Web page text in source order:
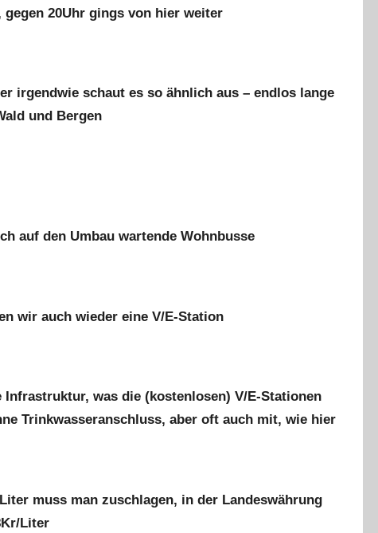
20Uhr gings von hier weiter
irgendwie schaut es so ähnlich aus – endlos lange
und Bergen
auf den Umbau wartende Wohnbusse
wir auch wieder eine V/E-Station
was die (kostenlosen) V/E-Stationen
Trinkwasseranschluss, aber oft auch mit, wie hier
muss man zuschlagen, in der Landeswährung
Liter